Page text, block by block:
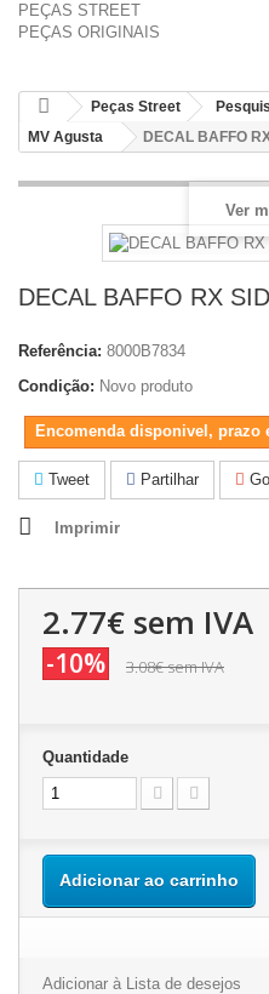
PEÇAS STREET
PEÇAS ORIGINAIS
Peças Street
MV Agusta
DECAL BAFFO
Ver
DECAL BAFFO RX
Referência: 8000B7834
Condição: Novo produto
Encomenda disponivel, prazo
Tweet Partilhar
Imprimir
2.77€ sem IVA
-10% 3.08€sem IVA
Quantidade
Adicionar ao carrinho
Adicionar à Lista de desejos